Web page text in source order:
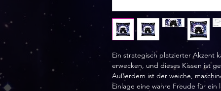
Ein strategisch platzierter Akzent
erwecken, und dieses Kissen ist
Außerdem ist der weiche,
Einlage eine wahre Freude für ein